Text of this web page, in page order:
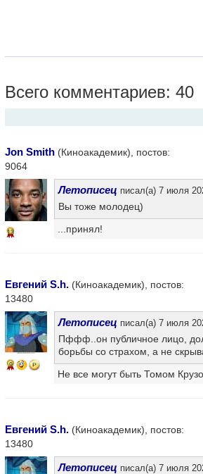
Всего комментариев: 40
Jon Smith (Киноакадемик), постов:
9064
13
Летописец писал(а) 7 июля
Вы тоже молодец)
...принял!
Евгений S.h. (Киноакадемик), постов:
13480
9
Летописец писал(а) 7 июля
Пффф..он публичное лицо,
борьбы со страхом, а не
Не все могут быть Томом
Евгений S.h. (Киноакадемик), постов:
13480
Летописец писал(а) 7 июля